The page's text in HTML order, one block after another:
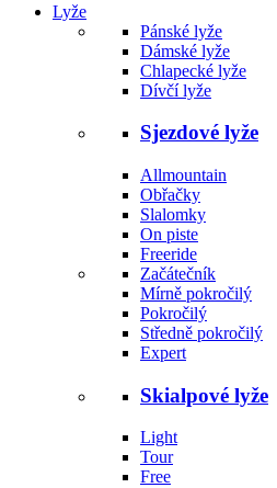
Lyže
Pánské lyže
Dámské lyže
Chlapecké lyže
Dívčí lyže
Sjezdové lyže
Allmountain
Obřačky
Slalomky
On piste
Freeride
Začátečník
Mírně pokročilý
Pokročilý
Středně pokročilý
Expert
Skialpové lyže
Light
Tour
Free